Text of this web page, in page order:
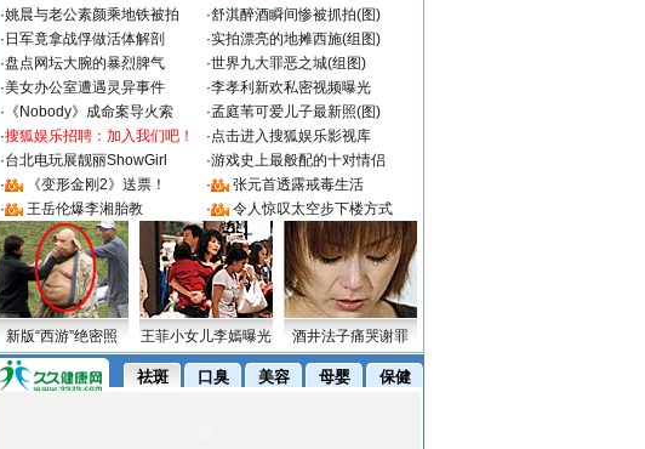
·姚晨与老公素颜乘地铁被拍 ·舒淇醉酒瞬间惨被抓拍(图)
· 日军竟拿战俘做活体解剖 ·实拍漂亮的地摊西施(组图)
·盘点网坛大腕的暴烈脾气 ·世界九大罪恶之城(组图)
·美女办公室遭遇灵异事件 ·李孝利新欢私密视频曝光
· 《Nobody》成命案导火索 ·孟庭苇可爱儿子最新照(图)
·搜狐娱乐招聘：加入我们吧！ ·点击进入搜狐娱乐影视库
·台北电玩展靓丽ShowGirl ·游戏史上最般配的十对情侣
·
《变形金刚2》送票！ ·
张元首透露戒毒生活
·
王岳伦爆李湘胎教 · 令人惊叹太空步下楼方式
新版“西游”绝密照 王菲小女儿李嫣曝光 酒井法子痛哭谢罪